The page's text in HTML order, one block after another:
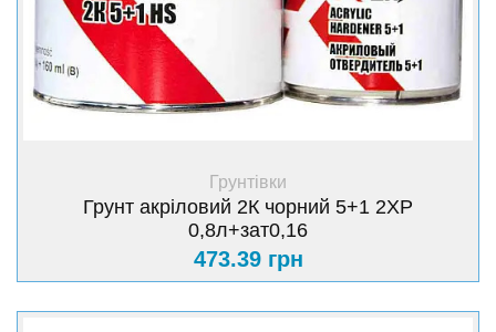
+ Купити
Грунтівки
Грунт акріловий 2К чорний 5+1 2XP
0,8л+зат0,16
473.39 грн